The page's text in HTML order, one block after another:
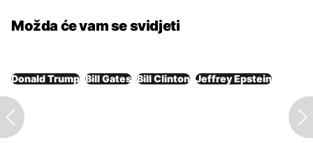
Možda će vam se svidjeti
Donald Trump Bill Gates Bill Clinton Jeffrey Epstein